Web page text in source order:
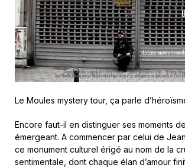
Le Moules mystery tour, ça parle
Encore faut-il en distinguer ses moments
émergeant. A commencer par celui de
ce monument culturel érigé au nom de la
sentimentale, dont chaque élan d’amour